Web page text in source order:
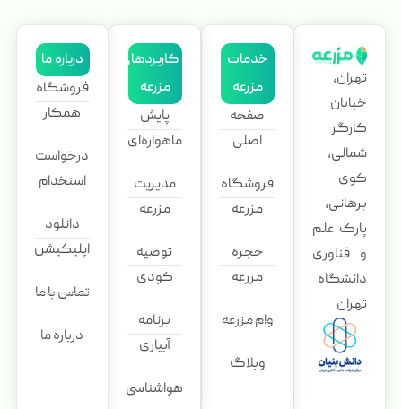
تهران،
خیابان
کارگر
شمالی،
کوی
برهانی،
پارک علم
و فناوری
دانشگاه
تهران
خدمات
مزرعه
صفحه
اصلی
فروشگاه
مزرعه
حجره
مزرعه
وام مزرعه
وبلاگ
کاربردهای
مزرعه
پایش
ماهواره‌ای
مدیریت
مزرعه
توصیه
کودی
برنامه
آبیاری
هواشناسی
درباره ما
فروشگاه
همکار
درخواست
استخدام
دانلود
اپلیکیشن
تماس با ما
درباره ما